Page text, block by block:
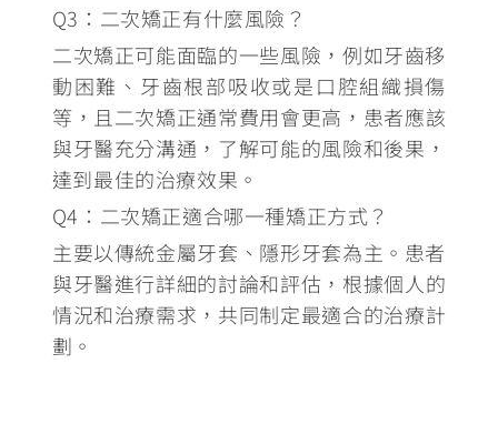
Q3：二次矯正有什麼風險？
二次矯正可能面臨的一些風險，例如牙齒移
動困難、牙齒根部吸收或是口腔組織損傷
等，且二次矯正通常費用會更高 ，患者應該
與牙醫充分溝通，了解可能的風險和後果，
達到最佳的治療效果。
Q4：二次矯正適合哪一種矯正方式？
主要以傳統金屬牙套、隱形牙套為主 。患者
與牙醫進行詳細的討論和評估，根據個人的
情況和治療需求，共同制定最適合的治療計
劃。